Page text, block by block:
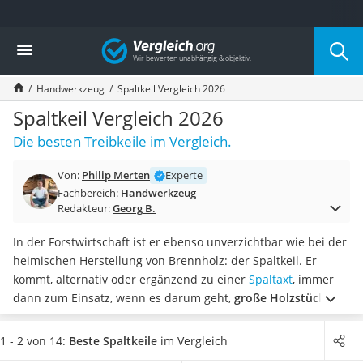
Die beliebtesten Vergleiche nach Kategorie
Baumarkt
Tresor feuerfest
Makita-Akku-Rasenmäher
Kappsäge
Smartes Türschloss
Akku-Rasentrimmer
Split-Klimaanlage 2 Innengeräte
Pelletofen
Tiefbrunnenpumpe
Fliesenschneider
Hochdruckreiniger
Doppelschleifer
Überwachungskamera
Benzinrasenmäher mit Elektrostart
Vergleich
Handwerkzeug Spaltkeil Vergleich 2026
Spaltkeil Vergleich 2026
Die besten Treibkeile im Vergleich.
Von: Philip Merten
Experte
Fachbereich: Handwerkzeug
Redakteur:Georg B.
In der Forstwirtschaft ist er ebenso unverzichtbar wie bei der
heimischen Herstellung von Brennholz: der Spaltkeil. Er
kommt, alternativ oder ergänzend zu einer Spaltaxt, immer
dann zum Einsatz, wenn es darum geht, große Holzstücke
oder Stämme in kleinere und handliche Exemplare
aufzuspalten. Wie diverse Tests im Internet bestätigen, sind
1 - 2 von 14: Beste Spaltkeile im Vergleich